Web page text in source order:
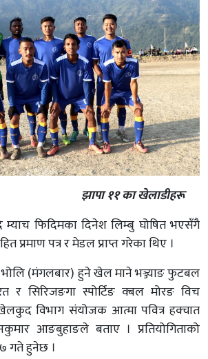
का खेलाडीहरू
फिदिमका दिनेश लिम्बु घोषित भएसँगै
प्रमाण पत्र र मेडल प्राप्त गरेका थिए ।
भोलि (मंगलबार) हुने खेल माने भञ्ज्याङ फुटबल
र सिरिजङगा स्पोर्टिङ क्बल मोरङ विच
विभाग संयोजक आत्मा पवित्र हक्चात
आङबुहाङले बताए । प्रतियोगिताको
गते हुनेछ ।